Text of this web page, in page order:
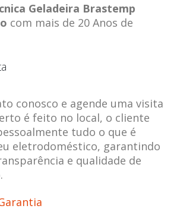
Geladeira Brastemp
com mais de 20 Anos de
conosco e agende uma visita
é feito no local, o cliente
tudo o que é
eletrodoméstico, garantindo
e qualidade de